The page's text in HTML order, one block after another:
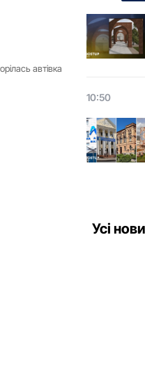
автівка
10:50
Усі